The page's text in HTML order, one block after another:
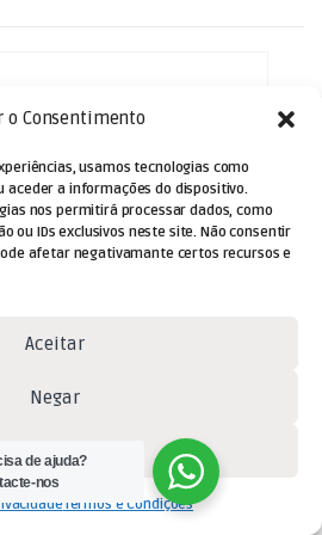
o Consentimento
usamos tecnologias como
aceder a informações do dispositivo.
nos permitirá processar dados, como
ou IDs exclusivos neste site. Não consentir
afetar negativamante certos recursos e
Aceitar
Negar
preferências
Termos e Condições
, Cabos
de ajuda?
nos